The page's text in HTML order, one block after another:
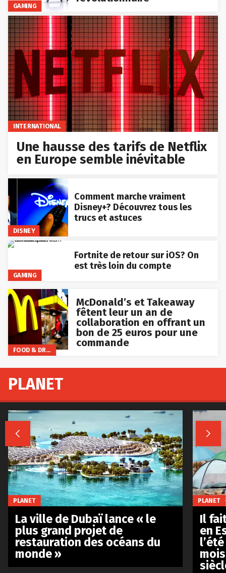
GAMING
INTERNATIONAL
Une hausse des tarifs de Netflix
en Europe semble inévitable
DISNEY
Comment marche vraiment
Disney+? Découvrez tous les
trucs et astuces
GAMING
Fortnite de retour sur iOS? On
est très loin du compte
McDonald’s et Takeaway
fêtent leur un an de
collaboration en offrant un
bon de 25 euros pour une
commande
PLANET
 
PLANET
La ville de Dubaï lance « le
plus grand projet de
restauration des océans du
monde »
PLANET
Il
en